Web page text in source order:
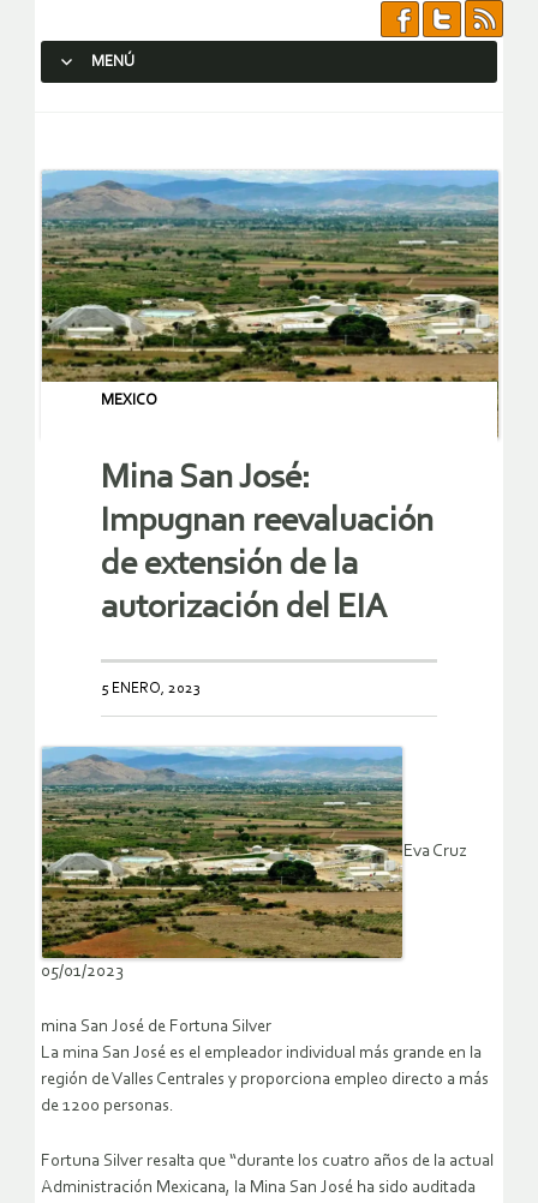
MENÚ
MEXICO
Mina San José:
Impugnan reevaluación
de extensión de la
autorización del EIA
5 ENERO, 2023
Eva Cruz
05/01/2023
mina San José de Fortuna Silver
La mina San José es el empleador individual más grande en la
región de Valles Centrales y proporciona empleo directo a más
de 1200 personas.
Fortuna Silver resalta que “durante los cuatro años de la actual
Administración Mexicana, la Mina San José ha sido auditada